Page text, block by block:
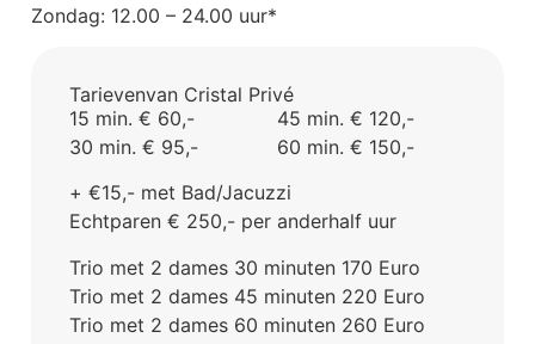
Zondag: 12.00 – 24.00 uur*
Tarievenvan Cristal Privé
15 min. € 60,-
30 min. € 95,-
45 min. € 120,-
60 min. € 150,-
+ €15,- met Bad/Jacuzzi
Echtparen € 250,- per anderhalf uur
Trio met 2 dames 30 minuten 170 Euro
Trio met 2 dames 45 minuten 220 Euro
Trio met 2 dames 60 minuten 260 Euro